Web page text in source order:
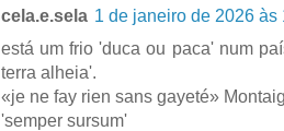
cela.e.sela 1 de janeiro de 2026 às
está um frio 'duca ou paca' num
terra alheia'.
«je ne fay rien sans gayeté»
'semper sursum'